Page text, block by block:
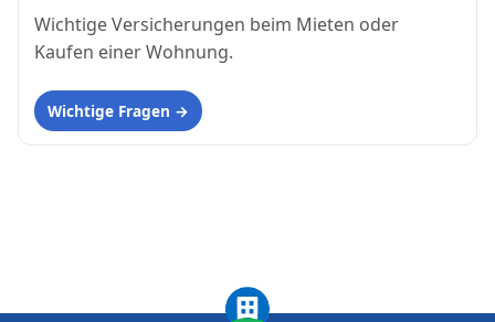
Wichtige Versicherungen beim Mieten oder
Kaufen einer Wohnung.
Wichtige Fragen